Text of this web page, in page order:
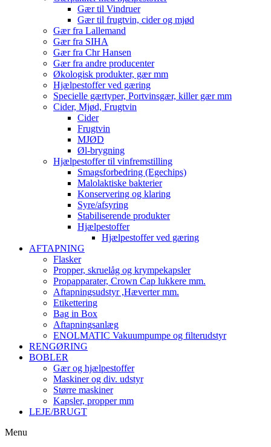
Gær til Vindruer
Gær til frugtvin, cider og mjød
Gær fra Lallemand
Gær fra SIHA
Gær fra Chr Hansen
Gær fra andre producenter
Økologisk produkter, gær mm
Hjælpestoffer ved gæring
Specielle gærtyper, Portvinsgær, killer gær mm
Cider, Mjød, Frugtvin
Cider
Frugtvin
MJØD
Øl-brygning
Hjælpestoffer til vinfremstilling
Smagsforbedring (Egechips)
Malolaktiske bakterier
Konservering og klaring
Syre/afsyring
Stabiliserende produkter
Hjælpestoffer
Hjælpestoffer ved gæring
AFTAPNING
Flasker
Propper, skruelåg og krympekapsler
Propapparater, Crown Cap lukkere mm.
Aftapningsudstyr ,Hæverter mm.
Etikettering
Bag in Box
Aftapningsanlæg
ENOLMATIC Vakuumpumpe og filterudstyr
RENGØRING
BOBLER
Gær og hjælpestoffer
Maskiner og div. udstyr
Større maskiner
Kapsler, propper mm
LEJE/BRUGT
Menu